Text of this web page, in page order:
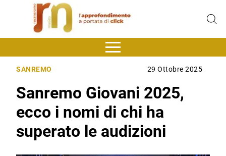
SANREMO 29 Ottobre 2025
Sanremo Giovani 2025,
ecco i nomi di chi ha
superato le audizioni